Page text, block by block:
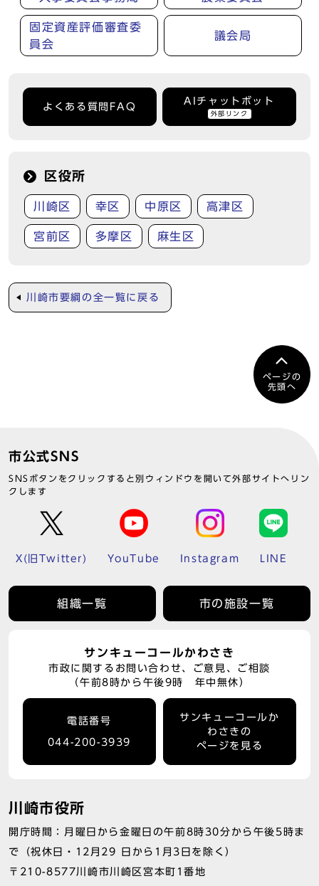
固定資産評価審査委
員会
議会局
よくある質問FAQ
AIチャットボット
外部リンク
区役所
川崎区 幸区 中原区 高津区
宮前区 多摩区 麻生区
川崎市要綱の全一覧に戻る
ページの
先頭へ
市公式SNS
SNSボタンをクリックすると別ウィンドウを開いて外部サイトへリン
クします
X(旧Twitter) YouTube Instagram LINE
組織一覧 市の施設一覧
サンキューコールかわさき
市政に関するお問い合わせ、ご意見、ご相談
（午前8時から午後9時 年中無休）
電話番号
044-200-3939
サンキューコールか
わさきの
ページを見る
川崎市役所
開庁時間：月曜日から金曜日の午前8時30分から午後5時ま
で（祝休日・12月29 日から1月3日を除く）
〒210-8577川崎市川崎区宮本町1番地